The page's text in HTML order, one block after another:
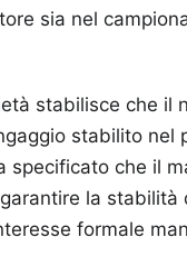
sia nel
stabilisce che il
stabilito nel
specificato che il
la
formale